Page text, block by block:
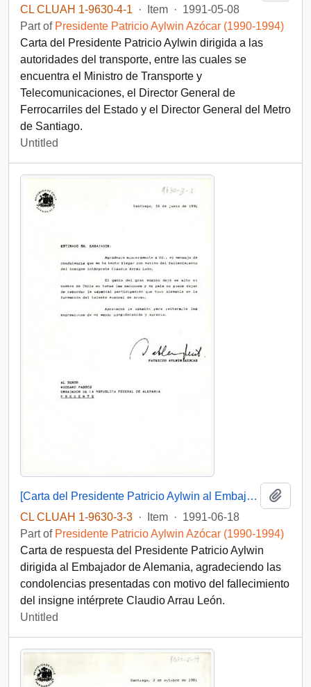
CL CLUAH 1-9630-4-1
· Item · 1991-05-08
Part of Presidente Patricio Aylwin Azócar (1990-1994)
Carta del Presidente Patricio Aylwin dirigida a las
autoridades del transporte, entre las cuales se
encuentra el Ministro de Transporte y
Telecomunicaciones, el Director General de
Ferrocarriles del Estado y el Director General del Metro
de Santiago.
Untitled
[Carta del Presidente Patricio Aylwin al Embajador de Alemania]
CL CLUAH 1-9630-3-3 · Item · 1991-06-18
Part of Presidente Patricio Aylwin Azócar (1990-1994)
Carta de respuesta del Presidente Patricio Aylwin
dirigida al Embajador de Alemania, agradeciendo las
condolencias presentadas con motivo del fallecimiento
del insigne intérprete Claudio Arrau León.
Untitled